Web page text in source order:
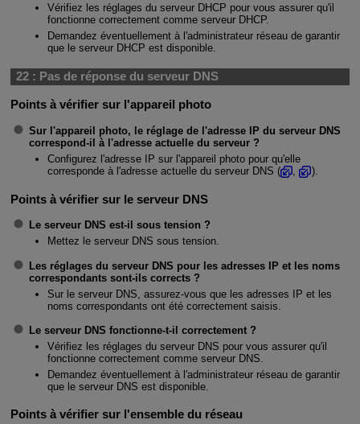
Vérifiez les réglages du serveur DHCP pour vous assurer qu'il
fonctionne correctement comme serveur DHCP.
Demandez éventuellement à l'administrateur réseau de garantir
que le serveur DHCP est disponible.
22 : Pas de réponse du serveur DNS
Points à vérifier sur l'appareil photo
Sur l'appareil photo, le réglage de l'adresse IP du serveur DNS
correspond-il à l'adresse actuelle du serveur ?
Configurez l'adresse IP sur l'appareil photo pour qu'elle
corresponde à l'adresse actuelle du serveur DNS (
, ).
Points à vérifier sur le serveur DNS
Le serveur DNS est-il sous tension ?
Mettez le serveur DNS sous tension.
Les réglages du serveur DNS pour les adresses IP et les noms
correspondants sont-ils corrects ?
Sur le serveur DNS, assurez-vous que les adresses IP et les
noms correspondants ont été correctement saisis.
Le serveur DNS fonctionne-t-il correctement ?
Vérifiez les réglages du serveur DNS pour vous assurer qu'il
fonctionne correctement comme serveur DNS.
Demandez éventuellement à l'administrateur réseau de garantir
que le serveur DNS est disponible.
Points à vérifier sur l'ensemble du réseau